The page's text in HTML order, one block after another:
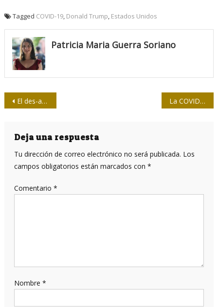
Tagged COVID-19, Donald Trump, Estados Unidos
Patricia Maria Guerra Soriano
Navegación
entradas
El des-acuerdo del siglo La COVID-19 altera el funcionamiento de las plaquetas, aseguran científicos
Deja una respuesta
Tu dirección de correo electrónico no será publicada. Los
campos obligatorios están marcados con *
Comentario *
Nombre *